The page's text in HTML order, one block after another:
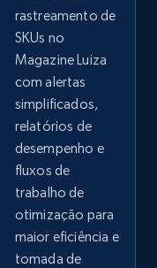
agora
number,
agora
rastreamento de
SKUs no
Magazine Luiza
com alertas
simplificados,
relatórios de
desempenho e
fluxos de
trabalho de
otimização para
maior eficiência e
tomada de